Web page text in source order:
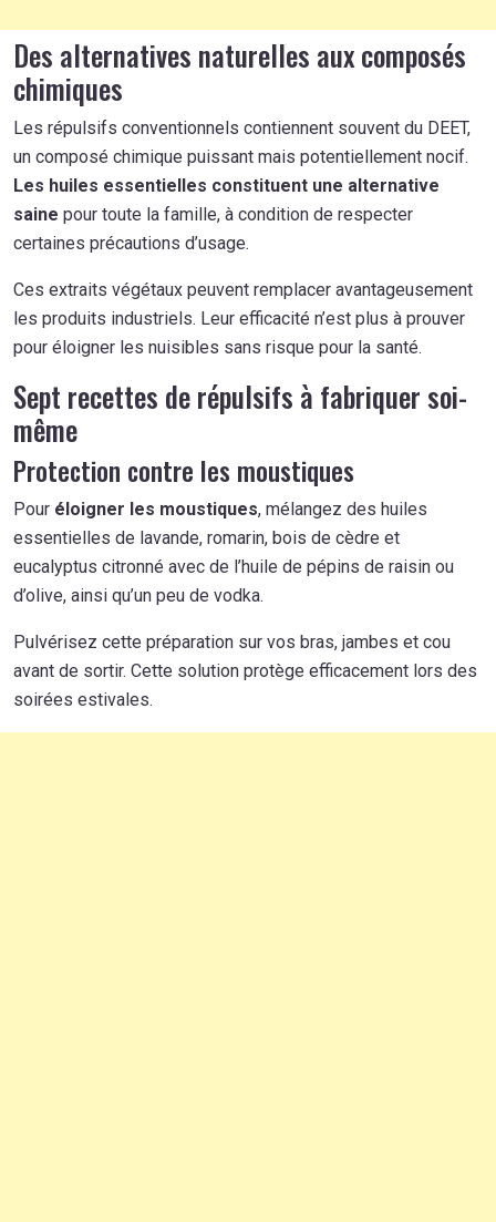
Des alternatives naturelles aux composés
chimiques
Les répulsifs conventionnels contiennent souvent du DEET,
un composé chimique puissant mais potentiellement nocif.
Les huiles essentielles constituent une alternative
saine pour toute la famille, à condition de respecter
certaines précautions d’usage.
Ces extraits végétaux peuvent remplacer avantageusement
les produits industriels. Leur efficacité n’est plus à prouver
pour éloigner les nuisibles sans risque pour la santé.
Sept recettes de répulsifs à fabriquer soi-
même
Protection contre les moustiques
Pour éloigner les moustiques, mélangez des huiles
essentielles de lavande, romarin, bois de cèdre et
eucalyptus citronné avec de l’huile de pépins de raisin ou
d’olive, ainsi qu’un peu de vodka.
Pulvérisez cette préparation sur vos bras, jambes et cou
avant de sortir. Cette solution protège efficacement lors des
soirées estivales.